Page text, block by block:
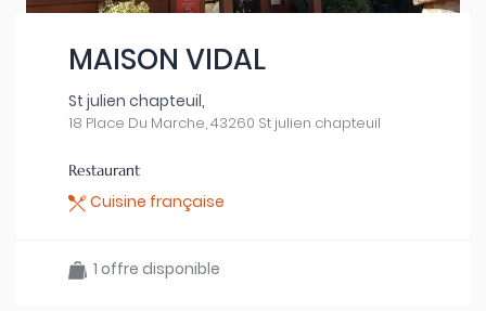
MAISON VIDAL
St julien chapteuil,
18 Place Du Marche, 43260 St julien chapteuil
Restaurant
Cuisine française
1 offre disponible